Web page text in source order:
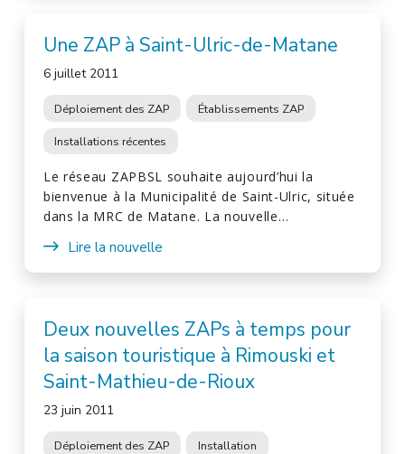
Une ZAP à Saint-Ulric-de-Matane
6 juillet 2011
Déploiement des ZAP Établissements ZAP
Installations récentes
Le réseau ZAPBSL souhaite aujourd’hui la
bienvenue à la Municipalité de Saint-Ulric, située
dans la MRC de Matane. La nouvelle…
Lire la nouvelle
Deux nouvelles ZAPs à temps pour
la saison touristique à Rimouski et
Saint-Mathieu-de-Rioux
23 juin 2011
Déploiement des ZAP Installation